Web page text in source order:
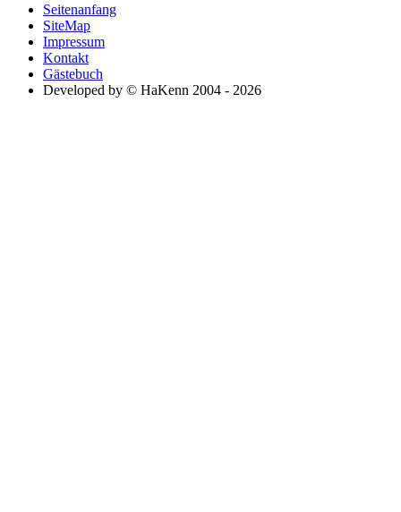
Seitenanfang
SiteMap
Impressum
Kontakt
Gästebuch
Developed by © HaKenn 2004 - 2026